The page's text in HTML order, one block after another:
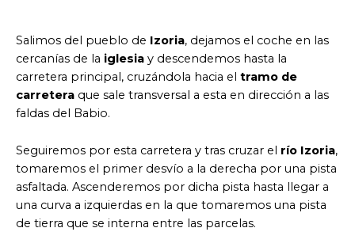
Salimos del pueblo de Izoria, dejamos el coche en las
cercanías de la iglesia y descendemos hasta la
carretera principal, cruzándola hacia el tramo de
carretera que sale transversal a esta en dirección a las
faldas del Babio.
Seguiremos por esta carretera y tras cruzar el río Izoria,
tomaremos el primer desvío a la derecha por una pista
asfaltada. Ascenderemos por dicha pista hasta llegar a
una curva a izquierdas en la que tomaremos una pista
de tierra que se interna entre las parcelas.